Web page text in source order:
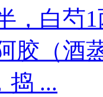
，白芍
胶（酒
捣 ...